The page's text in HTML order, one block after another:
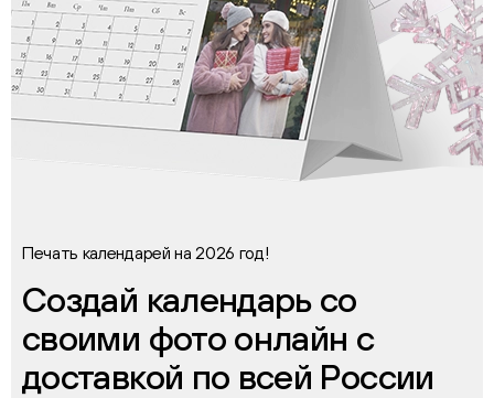
Печать календарей на 2026 год!
Создай календарь со
своими фото онлайн с
доставкой по всей России